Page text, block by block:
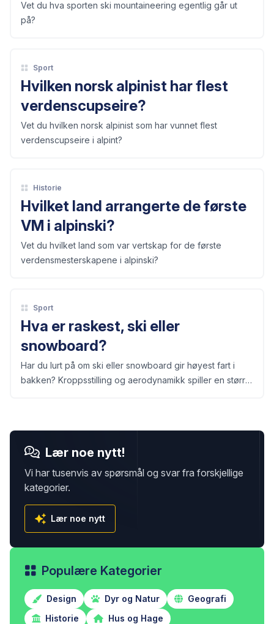
Vet du hva sporten ski mountaineering egentlig går ut
på?
Sport
Hvilken norsk alpinist har flest
verdenscupseire?
Vet du hvilken norsk alpinist som har vunnet flest
verdenscupseire i alpint?
Historie
Hvilket land arrangerte de første
VM i alpinski?
Vet du hvilket land som var vertskap for de første
verdensmesterskapene i alpinski?
Sport
Hva er raskest, ski eller
snowboard?
Har du lurt på om ski eller snowboard gir høyest fart i
bakken? Kroppsstilling og aerodynamikk spiller en større
Lær noe nytt!
Vi har tusenvis av spørsmål og svar fra forskjellige
kategorier.
Lær noe nytt
Populære Kategorier
Design Dyr og Natur
Geografi
Historie
Hus og Hage